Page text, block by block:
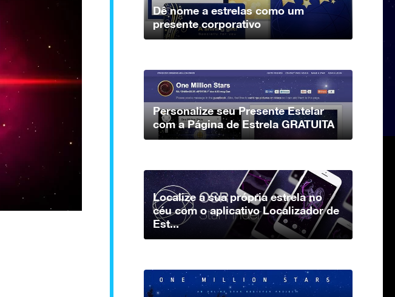
Dê nome a estrelas como um
presente corporativo
Personalize seu Presente Estelar
com a Página de Estrela GRATUITA
Localize a sua própria estrela no
céu com o aplicativo Localizador de
Est...